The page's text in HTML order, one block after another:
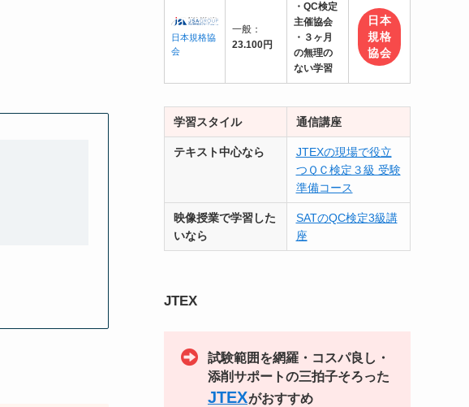
日本規格協
会
一般：
23.100円
・QC検定
主催協会
・３ヶ月
の無理の
ない学習
日本
規格
協会
学習スタイル 通信講座
テキスト中心なら
JTEXの現場で役立
つＱＣ検定３級 受験
準備コース
映像授業で学習した
いなら
SATのQC検定3級講
座
JTEX
試験範囲を網羅・コスパ良し・
添削サポートの三拍子そろった
JTEXがおすすめ